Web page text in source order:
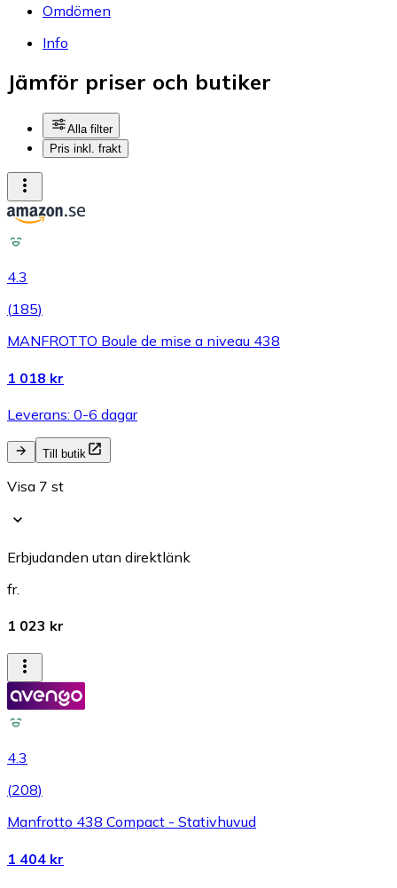
Omdömen
Info
Jämför priser och butiker
Alla filter
Pris inkl. frakt
4.3
(185)
MANFROTTO Boule de mise a niveau 438
1 018 kr
Leverans: 0-6 dagar
Till butik
Visa 7 st
Erbjudanden utan direktlänk
fr.
1 023 kr
4.3
(208)
Manfrotto 438 Compact - Stativhuvud
1 404 kr